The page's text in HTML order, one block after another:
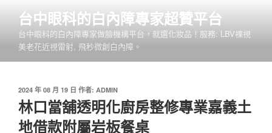
內
台中眼科的白內障專家超贊平台
台中眼科的白內障專家做臉機構平台，就選化妝品！服務: LBV裸視
美老花近視雷射, 飛秒微創白內障。
發
佈
於
2024 年 08 月 19 日 作者: ADMIN
林口當舖透明化廚房整修專業嘉義土
地借款附屬岩板餐桌